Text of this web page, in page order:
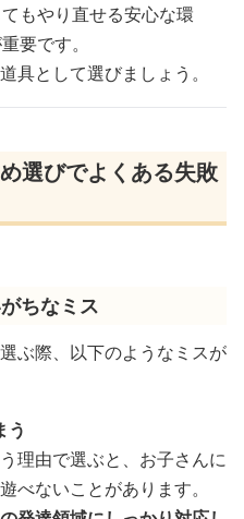
もやり直せる安心な環
要です。
具として選びましょう。
選びでよくある失敗
ちなミス
ぶ際、以下のようなミスが
う
理由で選ぶと、お子さんに
べないことがあります。